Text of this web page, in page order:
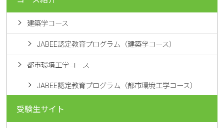
建築学コース
JABEE認定教育プログラム（建築学コース）
都市環境工学コース
JABEE認定教育プログラム（都市環境工学コース）
受験生サイト